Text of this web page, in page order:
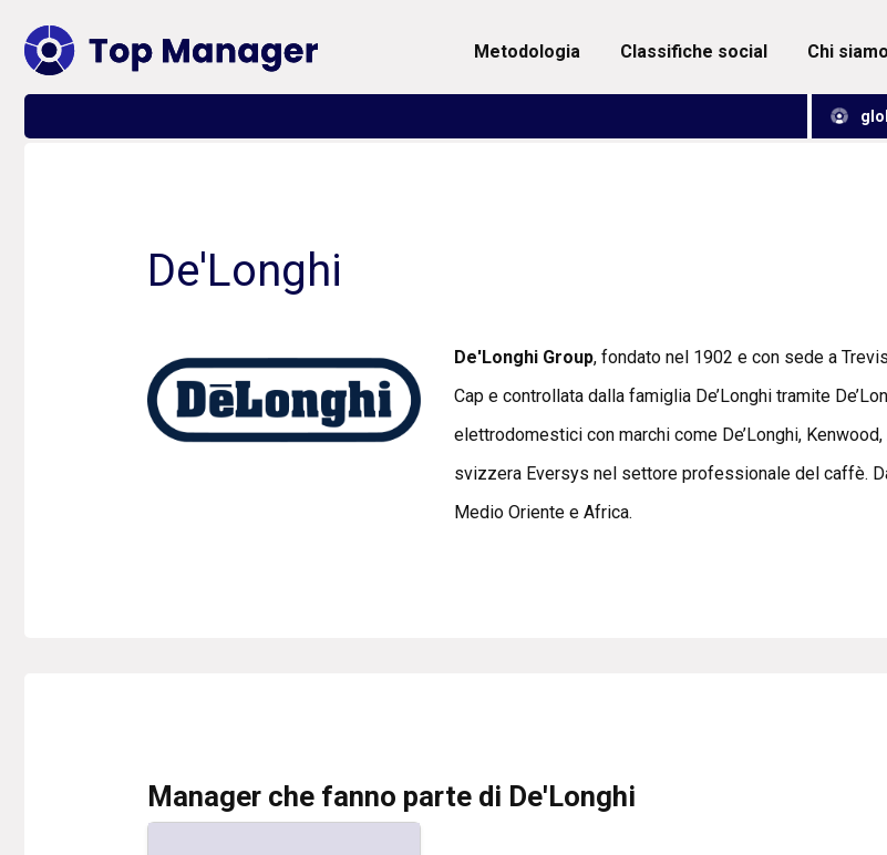
metodologia classifiche social chi siamo
De'Longhi
De'Longhi Group, fondato nel 1902 e con sede a
Cap e controllata dalla famiglia De’Longhi tramite
elettrodomestici con marchi come De’Longhi,
svizzera Eversys nel settore professionale del caffè.
Medio Oriente e Africa.
Manager che fanno parte di De'Longhi